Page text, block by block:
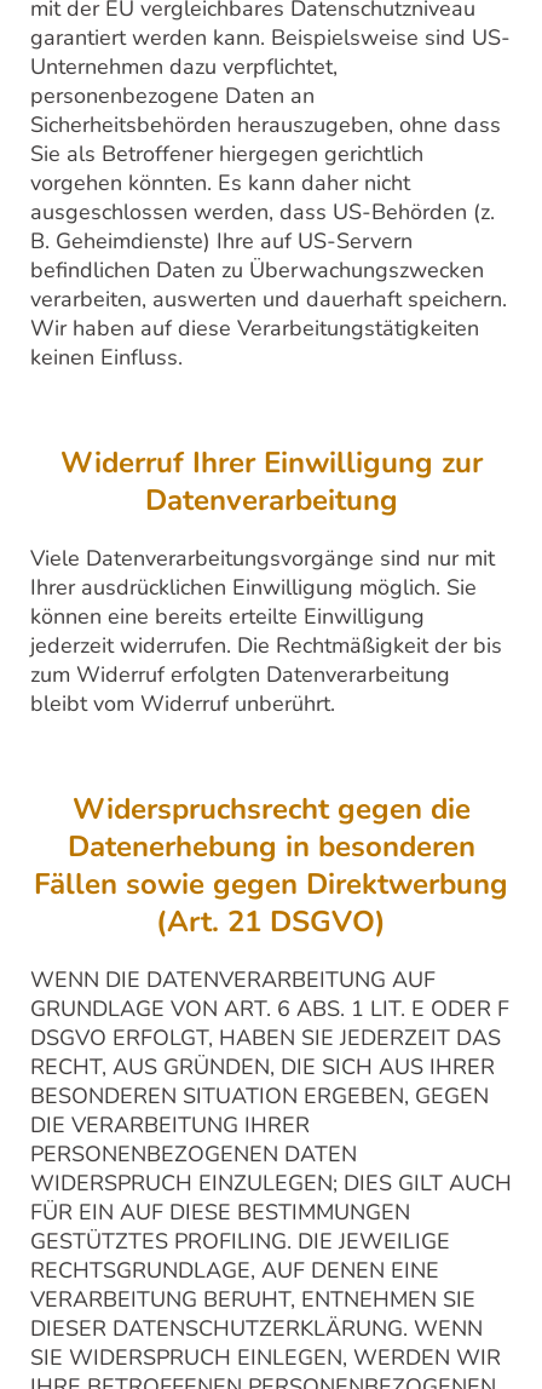
mit der EU vergleichbares Datenschutzniveau
garantiert werden kann. Beispielsweise sind US-
Unternehmen dazu verpflichtet,
personenbezogene Daten an
Sicherheitsbehörden herauszugeben, ohne dass
Sie als Betroffener hiergegen gerichtlich
vorgehen könnten. Es kann daher nicht
ausgeschlossen werden, dass US-Behörden (z.
B. Geheimdienste) Ihre auf US-Servern
befindlichen Daten zu Überwachungszwecken
verarbeiten, auswerten und dauerhaft speichern.
Wir haben auf diese Verarbeitungstätigkeiten
keinen Einfluss.
Widerruf Ihrer Einwilligung zur
Datenverarbeitung
Viele Datenverarbeitungsvorgänge sind nur mit
Ihrer ausdrücklichen Einwilligung möglich. Sie
können eine bereits erteilte Einwilligung
jederzeit widerrufen. Die Rechtmäßigkeit der bis
zum Widerruf erfolgten Datenverarbeitung
bleibt vom Widerruf unberührt.
Widerspruchsrecht gegen die
Datenerhebung in besonderen
Fällen sowie gegen Direktwerbung
(Art. 21 DSGVO)
WENN DIE DATENVERARBEITUNG AUF
GRUNDLAGE VON ART. 6 ABS. 1 LIT. E ODER F
DSGVO ERFOLGT, HABEN SIE JEDERZEIT DAS
RECHT, AUS GRÜNDEN, DIE SICH AUS IHRER
BESONDEREN SITUATION ERGEBEN, GEGEN
DIE VERARBEITUNG IHRER
PERSONENBEZOGENEN DATEN
WIDERSPRUCH EINZULEGEN; DIES GILT AUCH
FÜR EIN AUF DIESE BESTIMMUNGEN
GESTÜTZTES PROFILING. DIE JEWEILIGE
RECHTSGRUNDLAGE, AUF DENEN EINE
VERARBEITUNG BERUHT, ENTNEHMEN SIE
DIESER DATENSCHUTZERKLÄRUNG. WENN
SIE WIDERSPRUCH EINLEGEN, WERDEN WIR